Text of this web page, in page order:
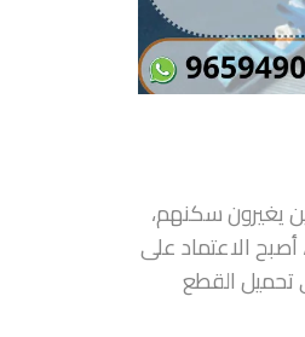
يغيرون سكنهم،
الاعتماد على
تحميل القطع